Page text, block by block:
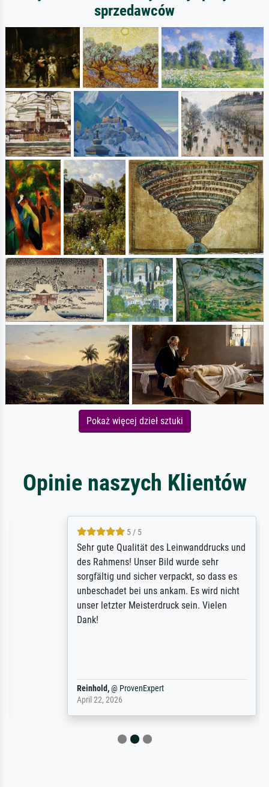
sprzedawców
Pokaż więcej dzieł sztuki
Opinie naszych Klientów
5 / 5
Sehr gute Qualität des Leinwanddrucks und
des Rahmens! Unser Bild wurde sehr
sorgfältig und sicher verpackt, so dass es
unbeschadet bei uns ankam. Es wird nicht
unser letzter Meisterdruck sein. Vielen
Reinhold,@ProvenExpert
April 22, 2026